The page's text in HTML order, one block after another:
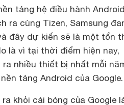
tảng hệ điều hành
ra cùng Tizen, Samsung
đây dự kiến sẽ là một tổn
là vì tại thời điểm hiện nay,
nhiều thiết bị nhất mỗi
tảng Android của Google.
khỏi cái bóng của Google